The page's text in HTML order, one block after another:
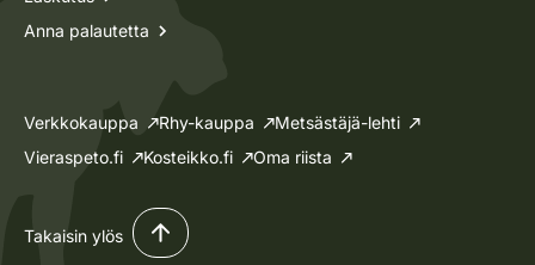
Anna palautetta
Verkkokauppa Rhy-kauppa
Metsästäjä-lehti
Vieraspeto.fi
Kosteikko.fi Oma riista
Takaisin ylös